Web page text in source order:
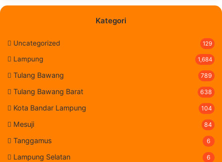
Kategori
Uncategorized 129
Lampung 1,684
Tulang Bawang 789
Tulang Bawang Barat 638
Kota Bandar Lampung 104
Mesuji 84
Tanggamus 6
Lampung Selatan 6